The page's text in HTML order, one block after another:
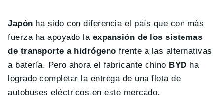
Japón ha sido con diferencia el país que con más
fuerza ha apoyado la expansión de los sistemas
de transporte a hidrógeno frente a las alternativas
a batería. Pero ahora el fabricante chino BYD ha
logrado completar la entrega de una flota de
autobuses eléctricos en este mercado.